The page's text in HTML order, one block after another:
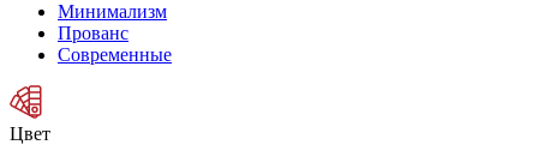
Минимализм
Прованс
Современные
Цвет